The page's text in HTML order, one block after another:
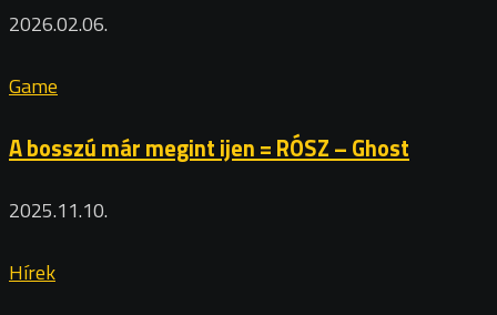
2026.02.06.
Game
A bosszú már megint ijen = RÓSZ – Ghost
2025.11.10.
Hírek